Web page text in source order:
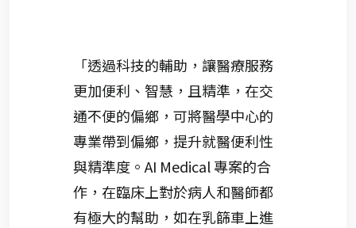
「透過科技的輔助，讓醫療服務
更加便利、智慧，且精準，在交
通不便的偏鄉，可將醫學中心的
專業帶到偏鄉，提升就醫便利性
與精準度。AI Medical 專案的合
作，在臨床上對於病人和醫師都
有極大的幫助，如在乳篩車上進